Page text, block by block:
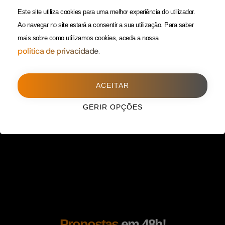
rede fixa)
Porto(Filial)
1588, 2º, sala 304
225 432 051
Política da Privacidade
Este site utiliza cookies para uma melhor experiência do utilizador.
Ao navegar no site estará a consentir a sua utilização. Para saber
mais sobre como utilizamos cookies, aceda a nossa
política de privacidade.
ACEITAR
GERIR OPÇÕES